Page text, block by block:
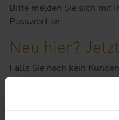
Bitte melden Sie sich mit
Passwort an.
Neu hier?
Falls Sie noch kein
bitte hier alsNeukunde
>>> Hinweis für Händler